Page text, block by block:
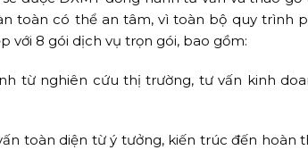
toàn có thể an tâm, vì toàn bộ quy trình
với 8 gói dịch vụ trọn gói, bao gồm:
từ nghiên cứu thị trường, tư vấn kinh
toàn diện từ ý tưởng, kiến trúc đến hoàn